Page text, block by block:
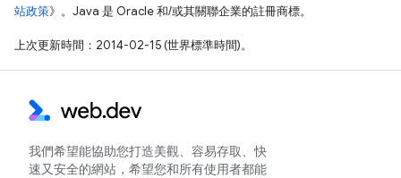
站政策》。Java 是 Oracle 和/或其關聯企業的註冊商標。
上次更新時間：2014-02-15 (世界標準時間)。
我們希望能協助您打造美觀、容易存取、快
速又安全的網站，希望您和所有使用者都能